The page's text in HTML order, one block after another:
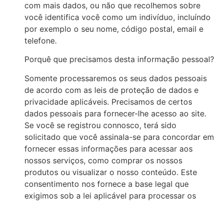
com mais dados, ou não que recolhemos sobre
você identifica você como um indivíduo, incluíndo
por exemplo o seu nome, código postal, email e
telefone.
Porquê que precisamos desta informação pessoal?
Somente processaremos os seus dados pessoais
de acordo com as leis de proteção de dados e
privacidade aplicáveis. Precisamos de certos
dados pessoais para fornecer-lhe acesso ao site.
Se você se registrou connosco, terá sido
solicitado que você assinala-se para concordar em
fornecer essas informações para acessar aos
nossos serviços, como comprar os nossos
produtos ou visualizar o nosso conteúdo. Este
consentimento nos fornece a base legal que
exigimos sob a lei aplicável para processar os